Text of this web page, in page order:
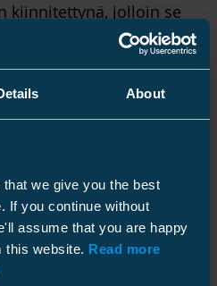
About
we give you the best
If you continue without
assume that you are happy
this website. Read more
kiinnitettynä, jolloin se
asentaa.
tarvikkeet harustamista
tarvitse
sarjoissa on
kaksi kierrosta
on suunniteltu ja
Toimituskyky